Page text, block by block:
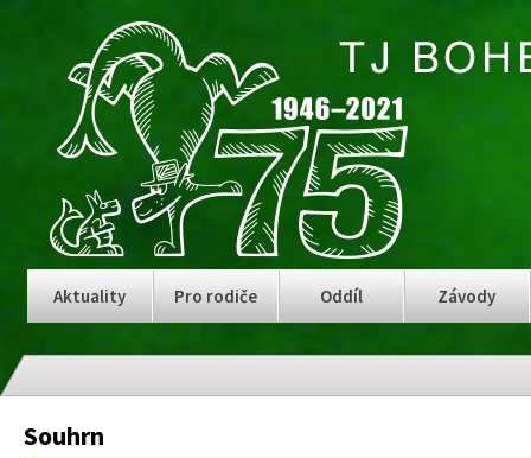
Aktuality Pro rodiče Oddíl Závody
Souhrn